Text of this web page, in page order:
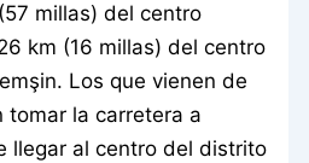
millas) del centro
km (16 millas) del centro
Los que vienen de
tomar la carretera a
llegar al centro del distrito